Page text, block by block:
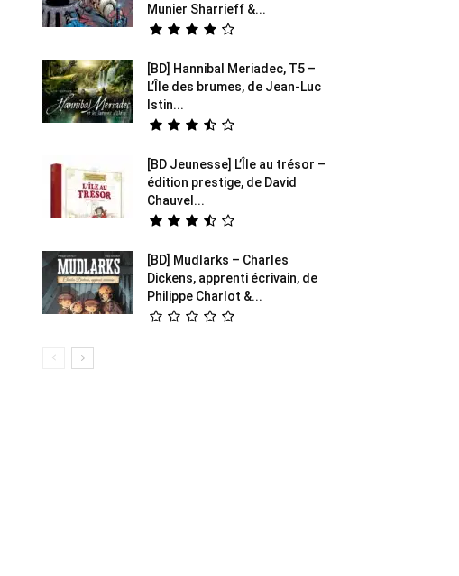
Munier Sharrieff &...
[BD] Hannibal Meriadec, T5 –
L’Île des brumes, de Jean-Luc
Istin...
[BD Jeunesse] L’Île au trésor –
édition prestige, de David
Chauvel...
[BD] Mudlarks – Charles
Dickens, apprenti écrivain, de
Philippe Charlot &...